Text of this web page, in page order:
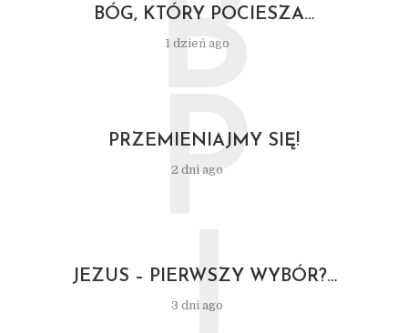
BÓG, KTÓRY POCIESZA…
1 dzień ago
B
PRZEMIENIAJMY SIĘ!
2 dni ago
P
JEZUS – PIERWSZY WYBÓR?…
3 dni ago